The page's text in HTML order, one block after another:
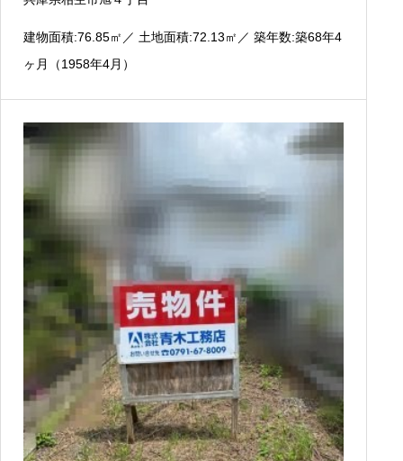
建物面積:76.85㎡ ／ 土地面積:72.13㎡ ／ 築年数:築68年4
ヶ月（1958年4月）